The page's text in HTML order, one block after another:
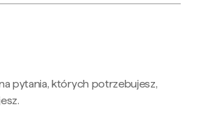
pytania, których potrzebujesz,